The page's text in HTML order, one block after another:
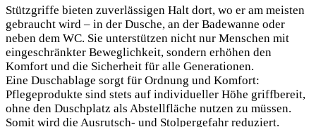
Stützgriffe bieten zuverlässigen Halt dort, wo er am meisten
gebraucht wird – in der Dusche, an der Badewanne oder
neben dem WC. Sie unterstützen nicht nur Menschen mit
eingeschränkter Beweglichkeit, sondern erhöhen den
Komfort und die Sicherheit für alle Generationen.
Eine Duschablage sorgt für Ordnung und Komfort:
Pflegeprodukte sind stets auf individueller Höhe griffbereit,
ohne den Duschplatz als Abstellfläche nutzen zu müssen.
Somit wird die Ausrutsch- und Stolpergefahr reduziert.